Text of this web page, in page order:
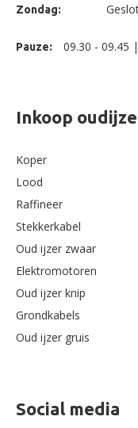
Zondag:
Pauze: 09.30 - 09.45
Inkoop
Koper
Lood
Raffineer
Stekkerkabel
Oud ijzer zwaar
Elektromotoren
Oud ijzer knip
Grondkabels
Oud ijzer gruis
Social media